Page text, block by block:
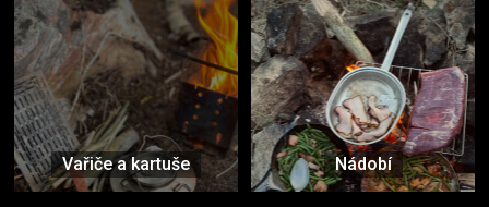
Vařiče a kartuše Nádobí